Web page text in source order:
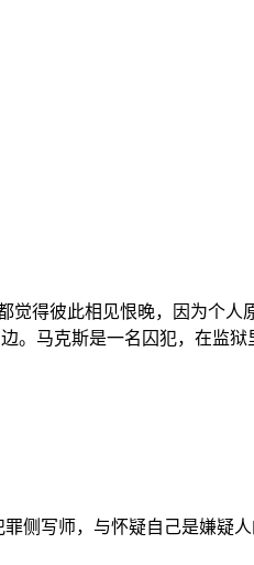
觉得彼此相见恨晚，因为个
。马克斯是一名囚犯，在监
侧写师，与怀疑自己是嫌疑